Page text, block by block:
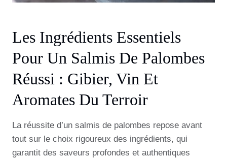
Les Ingrédients Essentiels
Pour Un Salmis De Palombes
Réussi : Gibier, Vin Et
Aromates Du Terroir
La réussite d’un salmis de palombes repose avant
tout sur le choix rigoureux des ingrédients, qui
garantit des saveurs profondes et authentiques